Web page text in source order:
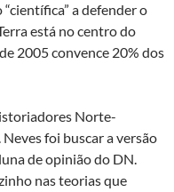
a defender o
está no centro do
2005 convence 20% dos
Norte-
foi buscar a versão
de opinião do DN.
nas teorias que